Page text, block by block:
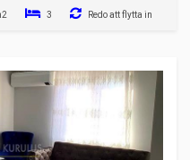
3 Redo att flytta in